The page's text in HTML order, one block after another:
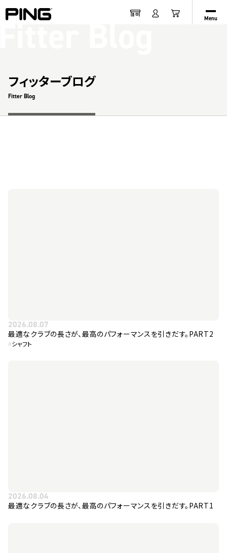
Menu
Blog
フィッターブログ
Fitter Blog
2026.08.07
最適なクラブの長さが、最高のパフォーマンスを引きだす。PART2
#シャフト
2026.08.04
最適なクラブの長さが、最高のパフォーマンスを引きだす。PART1